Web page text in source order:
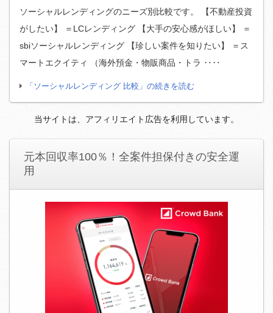
ソーシャルレンディングのニーズ別比較です。 【不動産投資
がしたい】 ＝LCレンディング 【大手の安心感がほしい】 ＝
sbiソーシャルレンディング 【珍しい案件を知りたい】 ＝ス
マートエクイティ （海外預金・物販商品・トラ ‥‥
「ソーシャルレンディング 比較」の続きを読む
当サイトは、アフィリエイト広告を利用しています。
元本回収率100％！全案件担保付きの安全運
用